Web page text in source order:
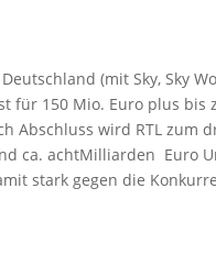
(mit Sky, Sky
für 150 Mio. Euro plus
Abschluss wird RTL
ca. achtMilliarden Euro
stark gegen die